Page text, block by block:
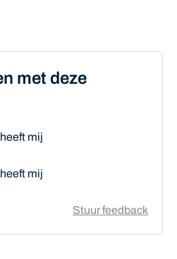
met deze
mij
mij
Stuur feedback